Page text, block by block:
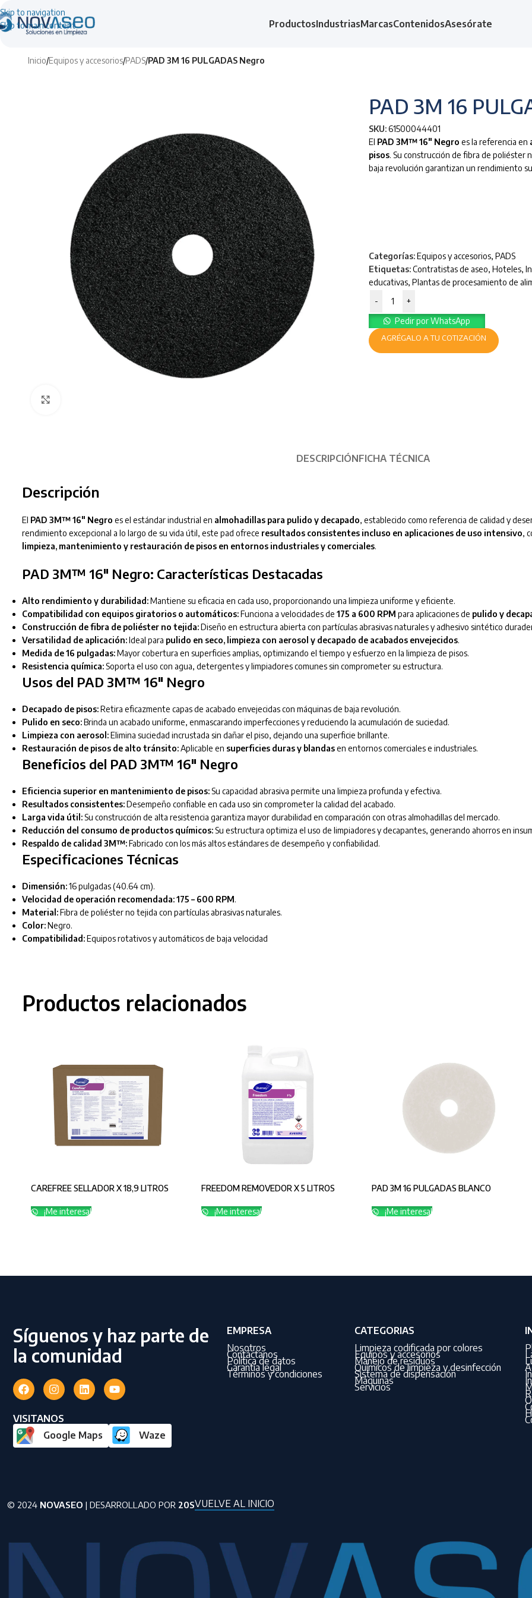
Skip to navigation
Skip to main content
ProductosIndustriasMarcasContenidosAsesórate
Inicio/Equipos y accesorios/PADS/PAD 3M 16 PULGADAS Negro
PAD 3M 16
SKU:61500044401
El PAD 3M™ 16″ Negro es la referencia en
pisos. Su construcción de fibra de poliéster
baja revolución garantizan un rendimiento
Categorías:Equipos y accesorios, PADS
Etiquetas:Contratistas de aseo, Hoteles,
educativas, Plantas de procesamiento de
-
+
Pedir por WhatsApp
AGRÉGALO A TU COTIZACIÓN
DESCRIPCIÓNFICHA TÉCNICA
Descripción
El PAD 3M™ 16″ Negro es el estándar industrial en almohadillas para pulido y decapado, establecido como referencia de calidad y
rendimiento excepcional a lo largo de su vida útil, este pad ofrece resultados consistentes incluso en aplicaciones de uso intensivo,
limpieza, mantenimiento y restauración de pisos en entornos industriales y comerciales.
PAD 3M™ 16″ Negro: Características Destacadas
Alto rendimiento y durabilidad:Mantiene su eficacia en cada uso, proporcionando una limpieza uniforme y eficiente.
Compatibilidad con equipos giratorios o automáticos:Funciona a velocidades de 175 a 600 RPM para aplicaciones de pulido y
Construcción de fibra de poliéster no tejida:Diseño en estructura abierta con partículas abrasivas naturales y adhesivo sintético
Versatilidad de aplicación:Ideal para pulido en seco, limpieza con aerosol y decapado de acabados envejecidos.
Medida de 16 pulgadas:Mayor cobertura en superficies amplias, optimizando el tiempo y esfuerzo en la limpieza de pisos.
Resistencia química:Soporta el uso con agua, detergentes y limpiadores comunes sin comprometer su estructura.
Usos del PAD 3M™ 16″ Negro
Decapado de pisos:Retira eficazmente capas de acabado envejecidas con máquinas de baja revolución.
Pulido en seco:Brinda un acabado uniforme, enmascarando imperfecciones y reduciendo la acumulación de suciedad.
Limpieza con aerosol:Elimina suciedad incrustada sin dañar el piso, dejando una superficie brillante.
Restauración de pisos de alto tránsito:Aplicable en superficies duras y blandasen entornos comerciales e industriales.
Beneficios del PAD 3M™ 16″ Negro
Eficiencia superior en mantenimiento de pisos:Su capacidad abrasiva permite una limpieza profunda y efectiva.
Resultados consistentes:Desempeño confiable en cada uso sin comprometer la calidad del acabado.
Larga vida útil:Su construcción de alta resistencia garantiza mayor durabilidad en comparación con otras almohadillas del mercado.
Reducción del consumo de productos químicos:Su estructura optimiza el uso de limpiadores y decapantes, generando ahorros en
Respaldo de calidad 3M™:Fabricado con los más altos estándares de desempeño y confiabilidad.
Especificaciones Técnicas
Dimensión:16 pulgadas (40.64 cm).
Velocidad de operación recomendada:175 – 600 RPM.
Material:Fibra de poliéster no tejida con partículas abrasivas naturales.
Color:Negro.
Compatibilidad:Equipos rotativos y automáticos de baja velocidad
Productos relacionados
CAREFREE SELLADOR X 18,9 LITROS
¡Me interesa!
FREEDOM REMOVEDOR X 5 LITROS
¡Me interesa!
PAD 3M 16 PULGADAS BLANCO
¡Me interesa!
Síguenos y haz parte de
la comunidad
VISITANOS
Google Maps
Waze
EMPRESA
Nosotros
Contáctanos
Política de datos
Garantía legal
Términos y condiciones
CATEGORIAS
Limpieza codificada por colores
Equipos y accesorios
Manejo de residuos
Químicos de limpieza y desinfección
Sistema de dispensación
Máquinas
Servicios
© 2024 NOVASEO | DESARROLLADO POR 20SVUELVE AL INICIO